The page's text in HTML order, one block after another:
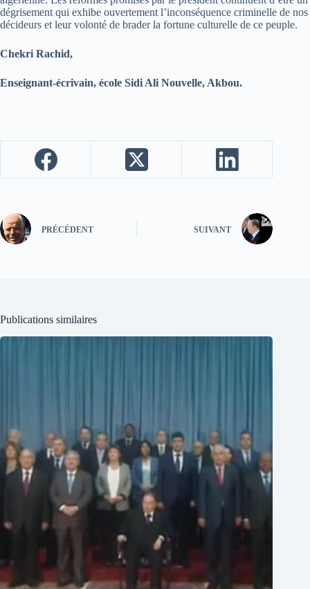
dégrisement qui exhibe ouvertement l’inconséquence criminelle de nos
décideurs et leur volonté de brader la fortune culturelle de ce peuple.
Chekri Rachid,
Enseignant-écrivain, école Sidi Ali Nouvelle, Akbou.
PRÉCÉDENT SUIVANT
Publications similaires